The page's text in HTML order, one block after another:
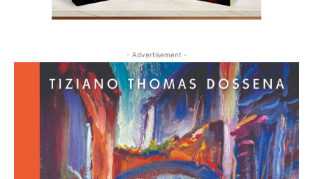
- Advertisement -